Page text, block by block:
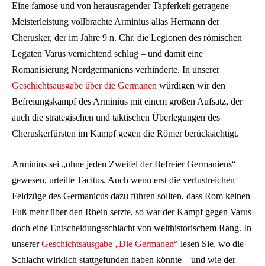
Eine famose und von herausragender Tapferkeit getragene
Meisterleistung vollbrachte Arminius alias Hermann der
Cherusker, der im Jahre 9 n. Chr. die Legionen des römischen
Legaten Varus vernichtend schlug – und damit eine
Romanisierung Nordgermaniens verhinderte. In unserer
Geschichtsausgabe über die Germanen würdigen wir den
Befreiungskampf des Arminius mit einem großen Aufsatz, der
auch die strategischen und taktischen Überlegungen des
Cheruskerfürsten im Kampf gegen die Römer berücksichtigt.
Arminius sei „ohne jeden Zweifel der Befreier Germaniens“
gewesen, urteilte Tacitus. Auch wenn erst die verlustreichen
Feldzüge des Germanicus dazu führen sollten, dass Rom keinen
Fuß mehr über den Rhein setzte, so war der Kampf gegen Varus
doch eine Entscheidungsschlacht von welthistorischem Rang. In
unsererGeschichtsausgabe „Die Germanen“ lesen Sie, wo die
Schlacht wirklich stattgefunden haben könnte – und wie der